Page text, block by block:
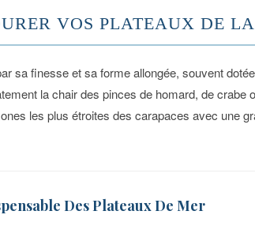
VOS PLATEAUX DE
sa finesse et sa forme allongée, souvent
la chair des pinces de homard, de crabe
les plus étroites des carapaces avec une
Des Plateaux De Mer